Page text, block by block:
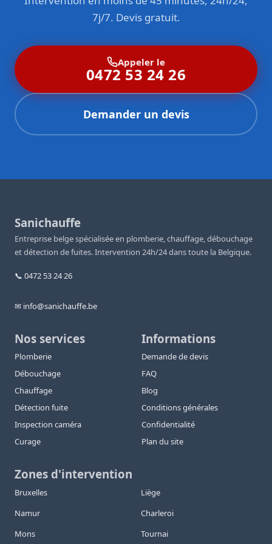
7j/7. Devis gratuit.
Appeler le
0472 53 24 26
Demander un devis
Sanichauffe
Entreprise belge spécialisée en plomberie, chauffage, débouchage
et détection de fuites. Intervention 24h/24 dans toute la Belgique.
📞 0472 53 24 26
✉ info@sanichauffe.be
Nos services
Plomberie
Débouchage
Chauffage
Détection fuite
Inspection caméra
Curage
Informations
Demande de devis
FAQ
Blog
Conditions générales
Confidentialité
Plan du site
Zones d'intervention
Bruxelles
Liège
Namur
Charleroi
Mons
Tournai